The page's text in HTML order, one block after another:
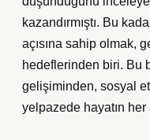
kazandırmıştı. Bu
açısına sahip olmak,
hedeflerinden biri. Bu
gelişiminden, sosyal
yelpazede hayatın her